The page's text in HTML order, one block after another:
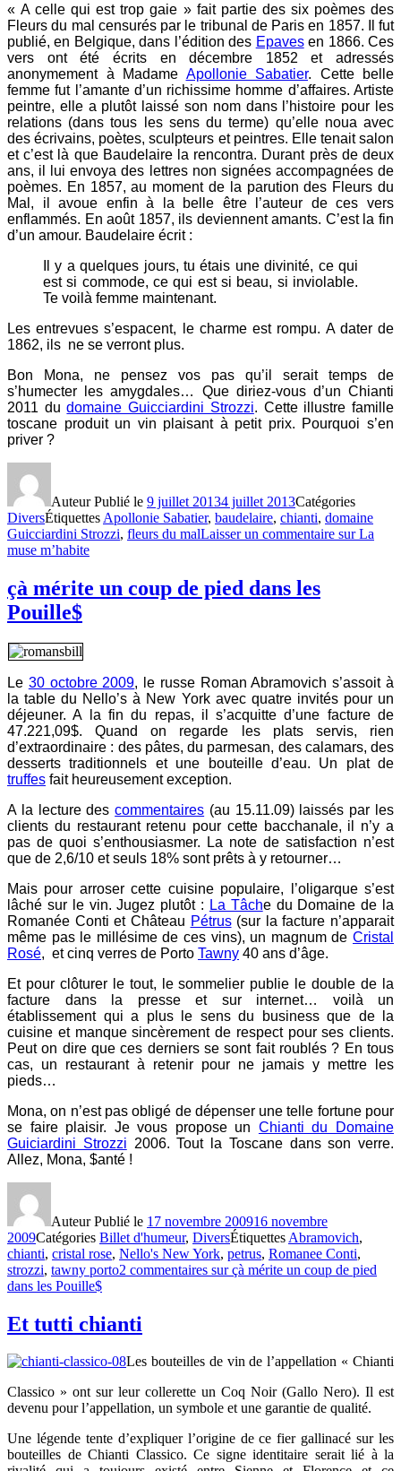
« A celle qui est trop gaie » fait partie des six poèmes des
Fleurs du mal censurés par le tribunal de Paris en 1857. Il fut
publié, en Belgique, dans l’édition des Epavesen 1866. Ces
vers ont été écrits en décembre 1852 et adressés
anonymement à Madame Apollonie Sabatier. Cette belle
femme fut l’amante d’un richissime homme d’affaires. Artiste
peintre, elle a plutôt laissé son nom dans l’histoire pour les
relations (dans tous les sens du terme) qu’elle noua avec
des écrivains, poètes, sculpteurs et peintres. Elle tenait salon
et c’est là que Baudelaire la rencontra. Durant près de deux
ans, il lui envoya des lettres non signées accompagnées de
poèmes. En 1857, au moment de la parution des Fleurs du
Mal, il avoue enfin à la belle être l’auteur de ces vers
enflammés. En août 1857, ils deviennent amants. C’est la fin
d’un amour. Baudelaire écrit :
Il y a quelques jours, tu étais une divinité, ce qui
est si commode, ce qui est si beau, si inviolable.
Te voilà femme maintenant.
Les entrevues s’espacent, le charme est rompu. A dater de
1862, ils ne se verront plus.
Bon Mona, ne pensez vos pas qu’il serait temps de
s’humecter les amygdales… Que diriez-vous d’un Chianti
2011 dudomaine Guicciardini Strozzi. Cette illustre famille
toscane produit un vin plaisant à petit prix. Pourquoi s’en
priver ?
AuteurPublié le 9 juillet 20134 juillet 2013Catégories
DiversÉtiquettes Apollonie Sabatier, baudelaire, chianti, domaine
Guicciardini Strozzi, fleurs du malLaisser un commentaire sur La
muse m’habite
çà mérite un coup de pied dans les
Pouille$
Le 30 octobre 2009, le russe Roman Abramovich s’assoit à
la table du Nello’s à New York avec quatre invités pour un
déjeuner. A la fin du repas, il s’acquitte d’une facture de
47.221,09$. Quand on regarde les plats servis, rien
d’extraordinaire : des pâtes, du parmesan, des calamars, des
desserts traditionnels et une bouteille d’eau. Un plat de
truffes fait heureusement exception.
A la lecture descommentaires (au 15.11.09) laissés par les
clients du restaurant retenu pour cette bacchanale, il n’y a
pas de quoi s’enthousiasmer. La note de satisfaction n’est
que de 2,6/10 et seuls 18% sont prêts à y retourner…
Mais pour arroser cette cuisine populaire, l’oligarque s’est
lâché sur le vin. Jugez plutôt : La Tâche du Domaine de la
Romanée Conti et Château Pétrus(sur la facture n’apparait
même pas le millésime de ces vins), un magnum de Cristal
Rosé, et cinq verres de Porto Tawny 40 ans d’âge.
Et pour clôturer le tout, le sommelier publie le double de la
facture dans la presse et sur internet… voilà un
établissement qui a plus le sens du business que de la
cuisine et manque sincèrement de respect pour ses clients.
Peut on dire que ces derniers se sont fait roublés ? En tous
cas, un restaurant à retenir pour ne jamais y mettre les
pieds…
Mona, on n’est pas obligé de dépenser une telle fortune pour
se faire plaisir. Je vous propose un Chianti du Domaine
Guiciardini Strozzi 2006. Tout la Toscane dans son verre.
Allez, Mona, $anté !
AuteurPublié le 17 novembre 200916 novembre
2009Catégories Billet d'humeur, DiversÉtiquettes Abramovich,
chianti, cristal rose, Nello's New York, petrus, Romanee Conti,
strozzi, tawny porto2 commentaires sur çà mérite un coup de pied
dans les Pouille$
Et tutti chianti
Les bouteilles de vin de l’appellation « Chianti
Classico » ont sur leur collerette un Coq Noir (Gallo Nero). Il est
devenu pour l’appellation, un symbole et une garantie de qualité.
Une légende tente d’expliquer l’origine de ce fier gallinacé sur les
bouteilles de Chianti Classico. Ce signe identitaire serait lié à la